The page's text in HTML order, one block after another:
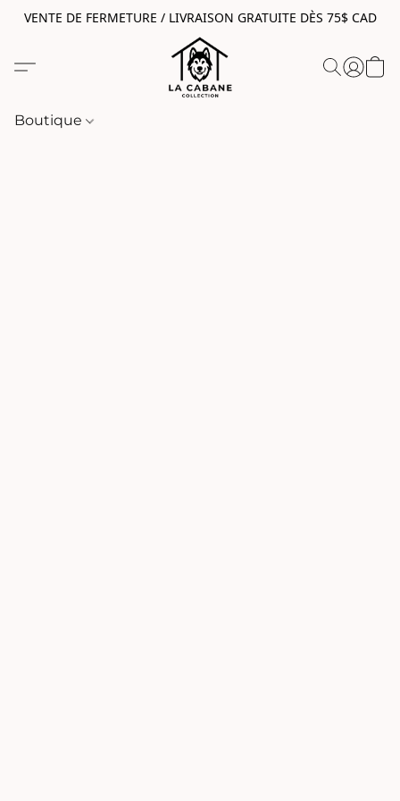
VENTE DE FERMETURE / LIVRAISON GRATUITE DÈS 75$ CAD
Boutique